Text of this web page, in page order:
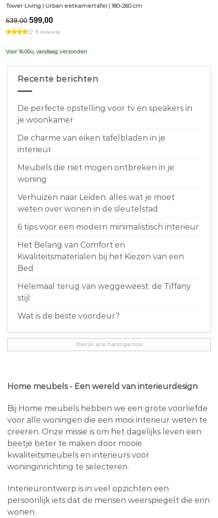
Tower Living | Urban eetkamertafel | 180-260 cm
639,00 Original
price
was:
599,00Current
is:
9 review(s)
Voor 16.00u, vandaag verzonden
Recente berichten
De perfecte opstelling voor tv en speakers in
je woonkamer
De charme van eiken tafelbladen in je
interieur
Meubels die niet mogen ontbreken in je
woning
Verhuizen naar Leiden: alles wat je moet
weten over wonen in de sleutelstad
6 tips voor een modern minimalistisch interieur
Het Belang van Comfort en
Kwaliteitsmaterialen bij het Kiezen van een
Bed
Helemaal terug van weggeweest: de Tiffany
stijl
Wat is de beste voordeur?
Bekijk alle handige tips
Home meubels - Een wereld van interieurdesign
Bij Home meubels hebben we een grote voorliefde
voor alle woningen die een mooi interieur weten te
creëren. Onze missie is om het dagelijks leven een
beetje beter te maken door mooie
kwaliteitsmeubels en interieurs voor
woninginrichting te selecteren.
Interieurontwerp is in veel opzichten een
persoonlijk iets dat de mensen weerspiegelt die erin
wonen.